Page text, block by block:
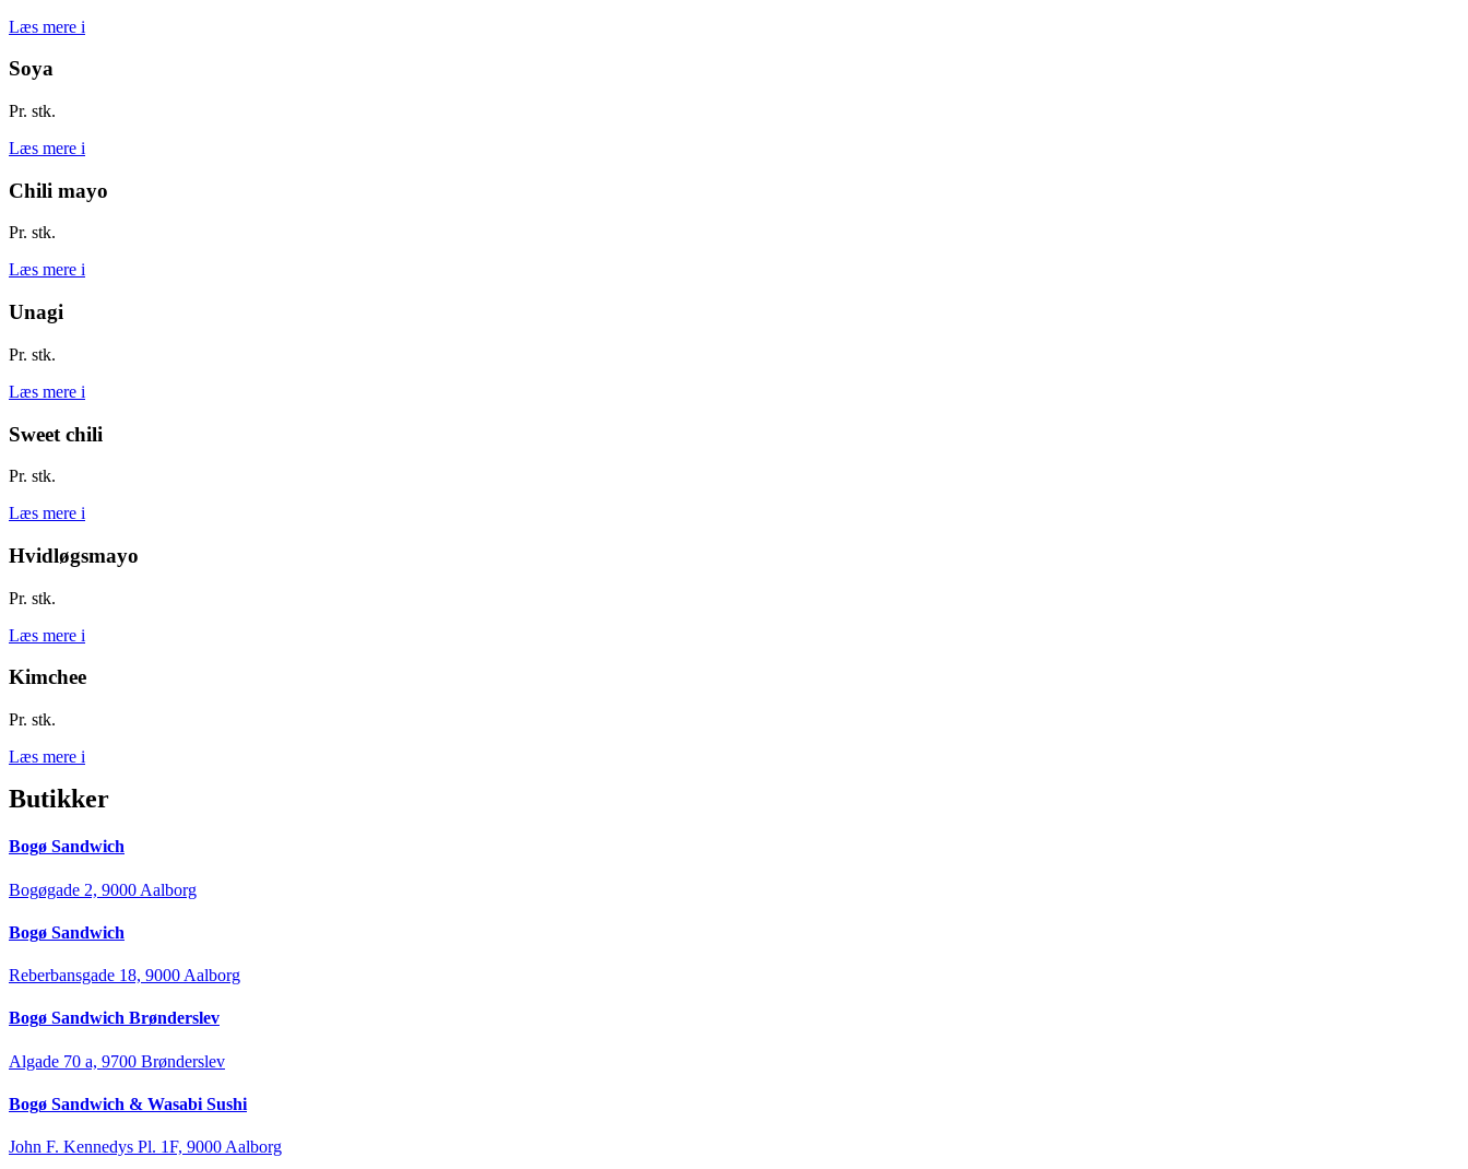
Læs mere i
Soya
Pr. stk.
Læs mere i
Chili mayo
Pr. stk.
Læs mere i
Unagi
Pr. stk.
Læs mere i
Sweet chili
Pr. stk.
Læs mere i
Hvidløgsmayo
Pr. stk.
Læs mere i
Kimchee
Pr. stk.
Læs mere i
Butikker
Bogø Sandwich
Bogøgade 2, 9000 Aalborg
Bogø Sandwich
Reberbansgade 18, 9000 Aalborg
Bogø Sandwich Brønderslev
Algade 70 a, 9700 Brønderslev
Bogø Sandwich & Wasabi Sushi
John F. Kennedys Pl. 1F, 9000 Aalborg